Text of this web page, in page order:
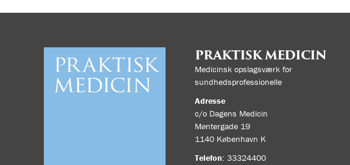
PRAKTISK MEDICIN
Medicinsk opslagsværk for
sundhedsprofessionelle
Adresse
c/o Dagens Medicin
Møntergade 19
1140 København K
Telefon: 33324400